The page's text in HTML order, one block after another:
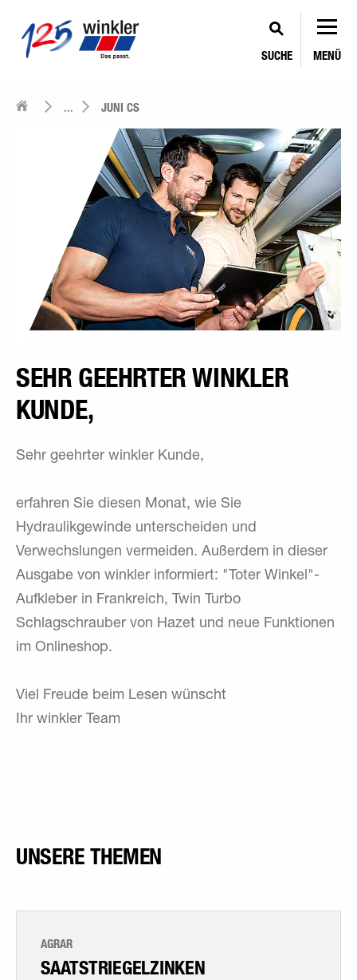
SUCHE MENÜ
... JUNI CS
SEHR GEEHRTER WINKLER
KUNDE,
Sehr geehrter winkler Kunde,
erfahren Sie diesen Monat, wie Sie
Hydraulikgewinde unterscheiden und
Verwechslungen vermeiden. Außerdem in dieser
Ausgabe von winkler informiert: "Toter Winkel"-
Aufkleber in Frankreich, Twin Turbo
Schlagschrauber von Hazet und neue Funktionen
im Onlineshop.
Viel Freude beim Lesen wünscht
Ihr winkler Team
UNSERE THEMEN
AGRAR
SAATSTRIEGELZINKEN